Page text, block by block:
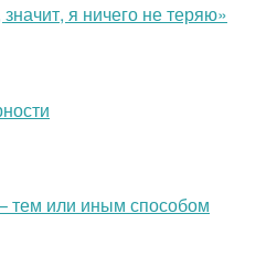
я ничего не теряю»
тем или иным способом